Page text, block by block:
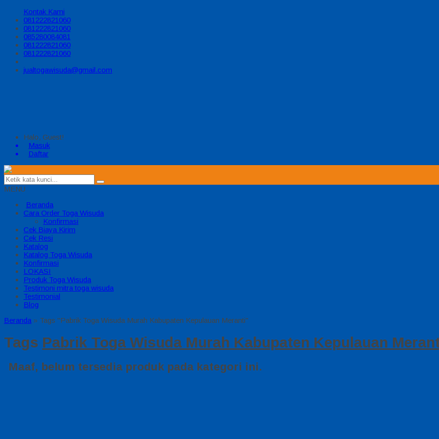
Kontak Kami
081222821060
081222821060
085280084081
081222821060
081222821060
jualtogawisuda@gmail.com
Halo, Guest!
Masuk
Daftar
MENU
Beranda
Cara Order Toga Wisuda
Konfirmasi
Cek Biaya Kirim
Cek Resi
Katalog
Katalog Toga Wisuda
Konfirmasi
LOKASI
Produk Toga Wisuda
Testimoni mitra toga wisuda
Testimonial
Blog
Beranda » Tags "Pabrik Toga Wisuda Murah Kabupaten Kepulauan Meranti"
Tags Pabrik Toga Wisuda Murah Kabupaten Kepulauan
Maaf, belum tersedia produk pada kategori ini.